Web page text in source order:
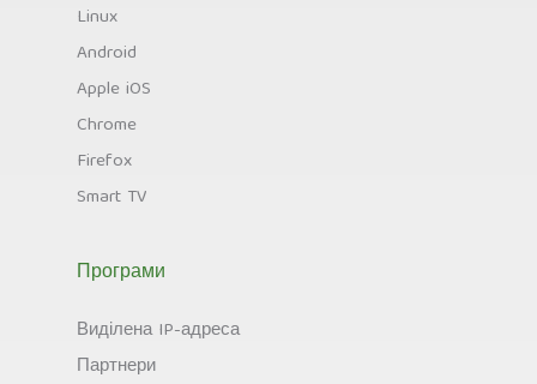
Linux
Android
Apple iOS
Chrome
Firefox
Smart TV
Програми
Виділена IP-адреса
Партнери